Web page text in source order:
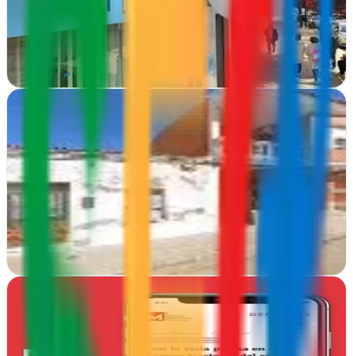
Forttaleza potencia tu marca en Tomelloso con estrategias
publicitarias innovadoras que generan impacto real en tu audiencia
Ver ficha completa
Tomelloso, Ciudad Real
Diseño web en Tomelloso que combina creatividad y funcionalidad.
Seis+Cuatro crea sitios que generan resultados reales para tu
negocio
Ver ficha completa
Weeg - Agencia de Diseño y Desarrollo Web
Tomelloso, Ciudad Real